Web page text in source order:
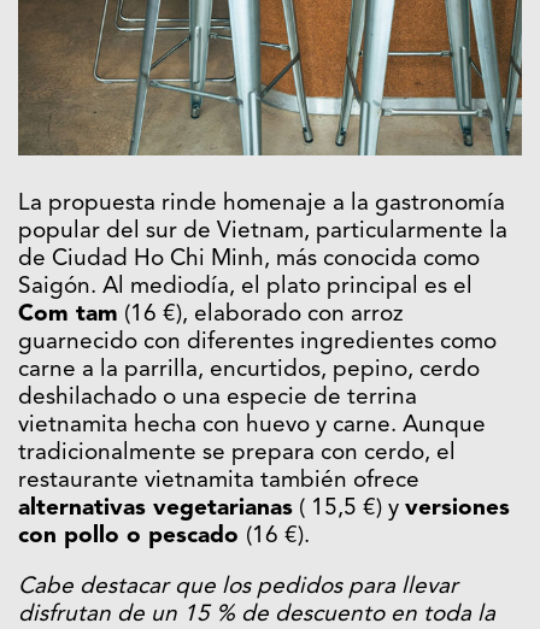
La propuesta rinde homenaje a la gastronomía
popular del sur de Vietnam, particularmente la
de Ciudad Ho Chi Minh, más conocida como
Saigón. Al mediodía, el plato principal es el
Com tam (16 €), elaborado con arroz
guarnecido con diferentes ingredientes como
carne a la parrilla, encurtidos, pepino, cerdo
deshilachado o una especie de terrina
vietnamita hecha con huevo y carne. Aunque
tradicionalmente se prepara con cerdo, el
restaurante vietnamita también ofrece
alternativas vegetarianas ( 15,5 €) y versiones
con pollo o pescado (16 €).
Cabe destacar que los pedidos para llevar
disfrutan de un 15 % de descuento en toda la